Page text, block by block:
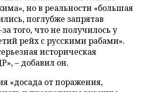
но в реальности «большая
поглубже запрятав
того, что не получилось у
рейх с русскими рабами».
историческая
– добавил он.
«досада от поражения,